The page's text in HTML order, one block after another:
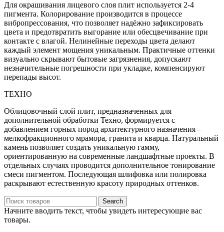
Для окрашивания лицевого слоя плит используется 2-4
пигмента. Колорирование производится в процессе
вибропрессования, что позволяет надёжно зафиксировать
цвета и предотвратить выгорание или обесцвечивание при
контакте с влагой. Нелинейные переходы цвета делают
каждый элемент мощения уникальным. Практичные оттенки
визуально скрывают бытовые загрязнения, допускают
незначительные погрешности при укладке, компенсируют
перепады высот.
ТЕХНО
Облицовочный слой плит, предназначенных для
дополнительной обработки Техно, формируется с
добавлением горных пород архитектурного назначения –
мелкофракционного мрамора, гранита и кварца. Натуральный
камень позволяет создать уникальную гамму,
ориентированную на современные ландшафтные проекты. В
отдельных случаях проводится дополнительное тонирование
смеси пигментом. Последующая шлифовка или полировка
раскрывают естественную красоту природных оттенков.
Search
Начните вводить текст, чтобы увидеть интересующие вас
товары.